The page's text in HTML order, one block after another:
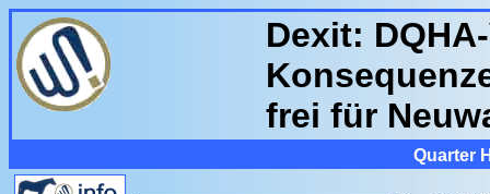
Dexit:
frei für
Quarter